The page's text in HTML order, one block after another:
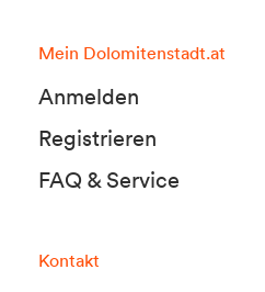
Mein Dolomitenstadt.at
Anmelden
Registrieren
FAQ & Service
Kontakt